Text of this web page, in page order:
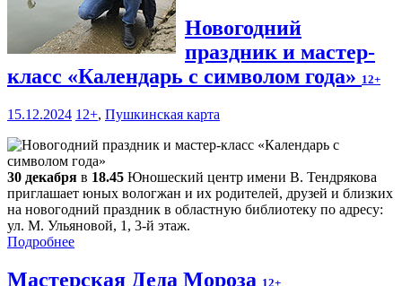
Новогодний
праздник и мастер-
класс «Календарь с символом года» 12+
15.12.2024 12+, Пушкинская карта
30 декабря в 18.45 Юношеский центр имени В. Тендрякова
приглашает юных вологжан и их родителей, друзей и близких
на новогодний праздник в областную библиотеку по адресу:
ул. М. Ульяновой, 1, 3-й этаж.
Подробнее
Мастерская Деда Мороза 12+